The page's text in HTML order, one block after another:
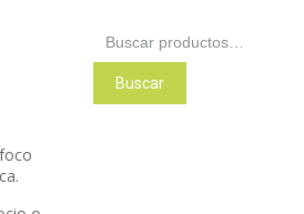
por:
Buscar